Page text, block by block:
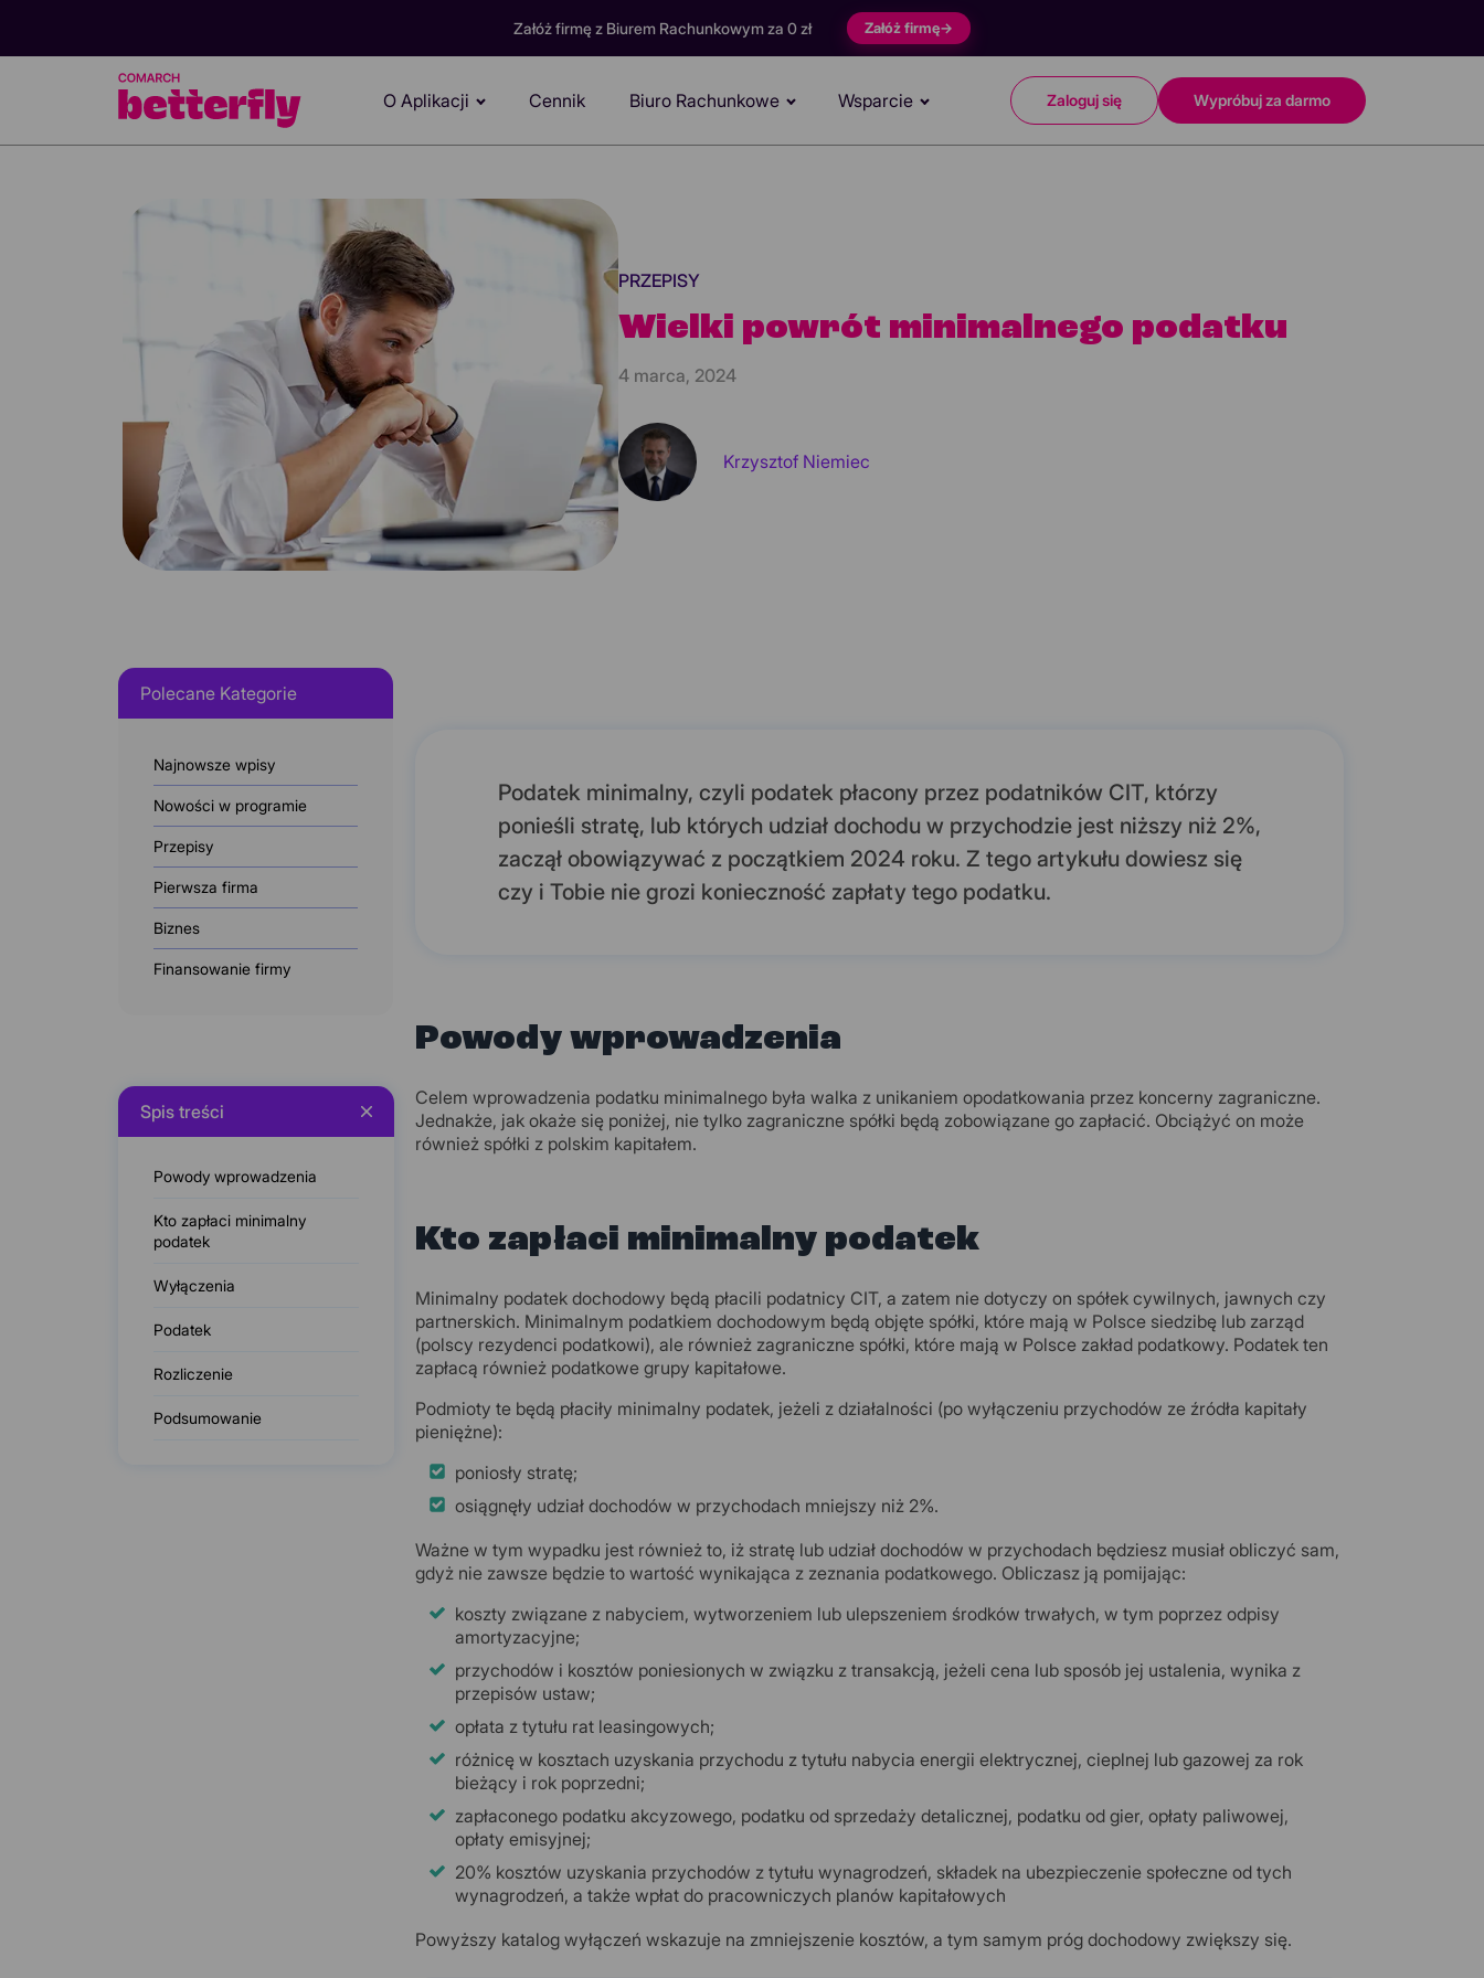
Załóż firmę z Biurem Rachunkowym za 0 zł Załóż firmę→
O Aplikacji Cennik Biuro Rachunkowe Wsparcie Zaloguj się Wypróbuj za darmo
PRZEPISY
Wielki powrót minimalnego podatku
4 marca, 2024
Krzysztof Niemiec
Polecane Kategorie
Najnowsze wpisy
Nowości w programie
Przepisy
Pierwsza firma
Biznes
Finansowanie firmy
Spis treści
Powody wprowadzenia
Kto zapłaci minimalny
podatek
Wyłączenia
Podatek
Rozliczenie
Podsumowanie
Podatek minimalny, czyli podatek płacony przez podatników CIT, którzy
ponieśli stratę, lub których udział dochodu w przychodzie jest niższy niż 2%,
zaczął obowiązywać z początkiem 2024 roku. Z tego artykułu dowiesz się
czy i Tobie nie grozi konieczność zapłaty tego podatku.
Powody wprowadzenia
Celem wprowadzenia podatku minimalnego była walka z unikaniem opodatkowania przez koncerny zagraniczne.
Jednakże, jak okaże się poniżej, nie tylko zagraniczne spółki będą zobowiązane go zapłacić. Obciążyć on może
również spółki z polskim kapitałem.
Kto zapłaci minimalny podatek
Minimalny podatek dochodowy będą płacili podatnicy CIT, a zatem nie dotyczy on spółek cywilnych, jawnych czy
partnerskich. Minimalnym podatkiem dochodowym będą objęte spółki, które mają w Polsce siedzibę lub zarząd
(polscy rezydenci podatkowi), ale również zagraniczne spółki, które mają w Polsce zakład podatkowy. Podatek ten
zapłacą również podatkowe grupy kapitałowe.
Podmioty te będą płaciły minimalny podatek, jeżeli z działalności (po wyłączeniu przychodów ze źródła kapitały
pieniężne):
poniosły stratę;
osiągnęły udział dochodów w przychodach mniejszy niż 2%.
Ważne w tym wypadku jest również to, iż stratę lub udział dochodów w przychodach będziesz musiał obliczyć sam,
gdyż nie zawsze będzie to wartość wynikająca z zeznania podatkowego. Obliczasz ją pomijając:
koszty związane z nabyciem, wytworzeniem lub ulepszeniem środków trwałych, w tym poprzez odpisy
amortyzacyjne;
przychodów i kosztów poniesionych w związku z transakcją, jeżeli cena lub sposób jej ustalenia, wynika z
przepisów ustaw;
opłata z tytułu rat leasingowych;
różnicę w kosztach uzyskania przychodu z tytułu nabycia energii elektrycznej, cieplnej lub gazowej za rok
bieżący i rok poprzedni;
zapłaconego podatku akcyzowego, podatku od sprzedaży detalicznej, podatku od gier, opłaty paliwowej,
opłaty emisyjnej;
20% kosztów uzyskania przychodów z tytułu wynagrodzeń, składek na ubezpieczenie społeczne od tych
wynagrodzeń, a także wpłat do pracowniczych planów kapitałowych
Powyższy katalog wyłączeń wskazuje na zmniejszenie kosztów, a tym samym próg dochodowy zwiększy się.